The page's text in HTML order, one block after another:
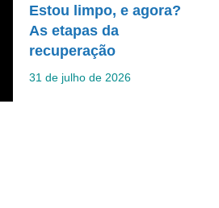
Estou limpo, e agora?
As etapas da
recuperação
31 de julho de 2026